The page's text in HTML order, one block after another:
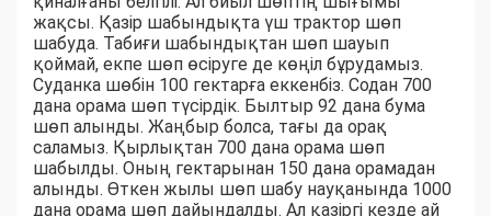
жақсы. Қазір шабындықта үш трактор шөп
шабуда. Табиғи шабындықтан шөп шауып
қоймай, екпе шөп өсіруге де көңіл бұрудамыз.
Суданка шөбін 100 гектарға еккенбіз. Содан 700
дана орама шөп түсірдік. Былтыр 92 дана бума
шөп алынды. Жаңбыр болса, тағы да орақ
саламыз. Қырлықтан 700 дана орама шөп
шабылды. Оның гектарынан 150 дана орамадан
алынды. Өткен жылы шөп шабу науқанында 1000
дана орама шөп дайындалды. Ал қазіргі кезде ай